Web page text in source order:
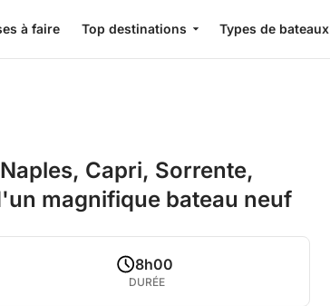
à faire Top destinations Types de bateaux
Capri, Sorrente,
magnifique bateau neuf
8h00
DURÉE